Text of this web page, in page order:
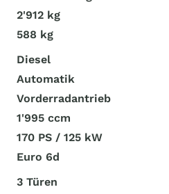
2'912 kg
588 kg
Diesel
Automatik
Vorderradantrieb
1'995 ccm
170 PS / 125 kW
Euro 6d
3 Türen